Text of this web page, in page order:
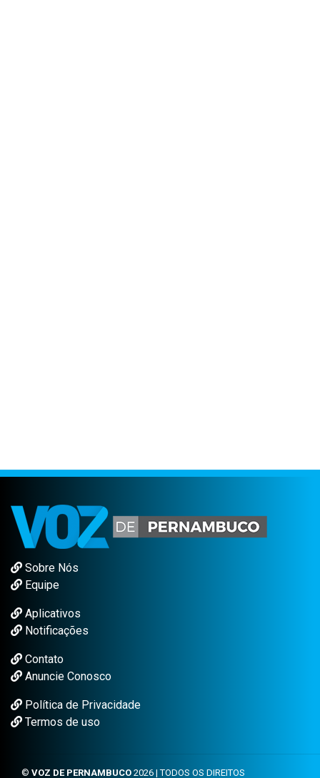
Sobre Nós
Equipe
Aplicativos
Notificações
Contato
Anuncie Conosco
Política de Privacidade
Termos de uso
© VOZ DE PERNAMBUCO 2026 | TODOS OS DIREITOS